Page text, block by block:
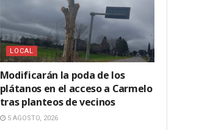
LOCAL
Modificarán la poda de los
plátanos en el acceso a Carmelo
tras planteos de vecinos
5 AGOSTO, 2026